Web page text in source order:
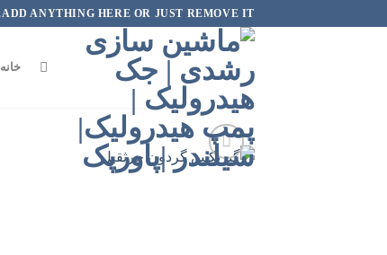
به
ADD ANYTHING HERE OR JUST REMOVE IT...
خانه